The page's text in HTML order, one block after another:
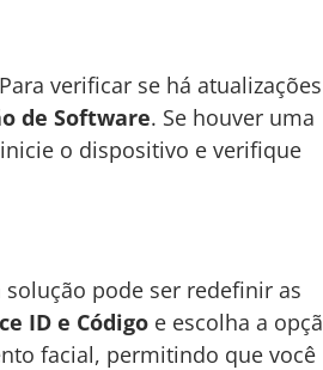
verificar se há atualizações
de Software. Se houver uma
o dispositivo e verifique
pode ser redefinir as
ID e Código e escolha a
facial, permitindo que você